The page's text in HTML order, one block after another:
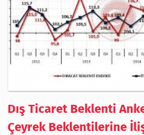
Dış Ticaret Beklenti
Çeyrek Beklentilerine